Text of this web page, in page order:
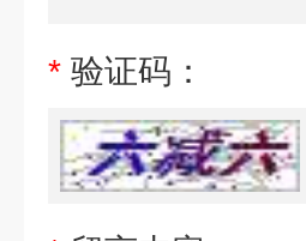
* 验证码：